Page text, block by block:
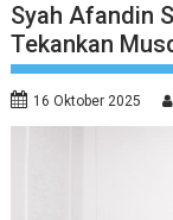
Syah Afandin
Tekankan
16 Oktober 2025